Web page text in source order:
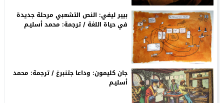
بيير ليفي: النص التشعبي مرحلة جديدة
في حياة اللغة / ترجمة: محمد أسليـم
جان كليمون: وداعا جتنبرغ / ترجمة: محمد
أسليـم